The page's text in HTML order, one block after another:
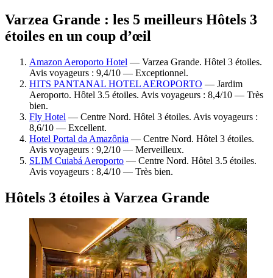
Varzea Grande : les 5 meilleurs Hôtels 3
étoiles en un coup d’œil
Amazon Aeroporto Hotel — Varzea Grande. Hôtel 3 étoiles.
Avis voyageurs : 9,4/10 — Exceptionnel.
HITS PANTANAL HOTEL AEROPORTO — Jardim
Aeroporto. Hôtel 3.5 étoiles. Avis voyageurs : 8,4/10 — Très
bien.
Fly Hotel — Centre Nord. Hôtel 3 étoiles. Avis voyageurs :
8,6/10 — Excellent.
Hotel Portal da Amazônia — Centre Nord. Hôtel 3 étoiles.
Avis voyageurs : 9,2/10 — Merveilleux.
SLIM Cuiabá Aeroporto — Centre Nord. Hôtel 3.5 étoiles.
Avis voyageurs : 8,4/10 — Très bien.
Hôtels 3 étoiles à Varzea Grande